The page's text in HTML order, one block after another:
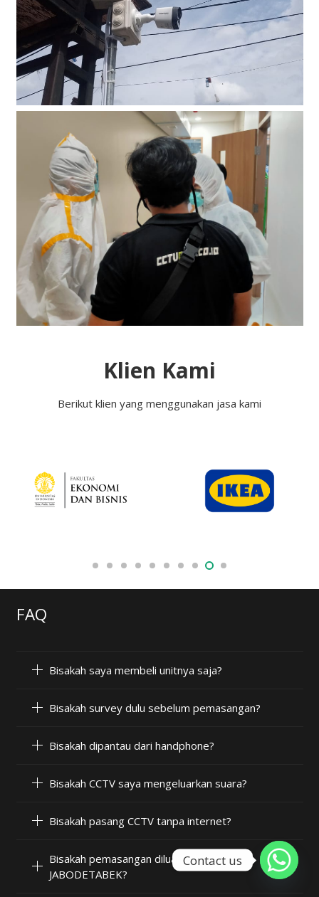
Klien Kami
Berikut klien yang menggunakan jasa kami
FAQ
Bisakah saya membeli unitnya saja?
Bisakah survey dulu sebelum pemasangan?
Bisakah dipantau dari handphone?
Bisakah CCTV saya mengeluarkan suara?
Bisakah pasang CCTV tanpa internet?
Bisakah pemasangan diluar wilayah
JABODETABEK?
Contact us